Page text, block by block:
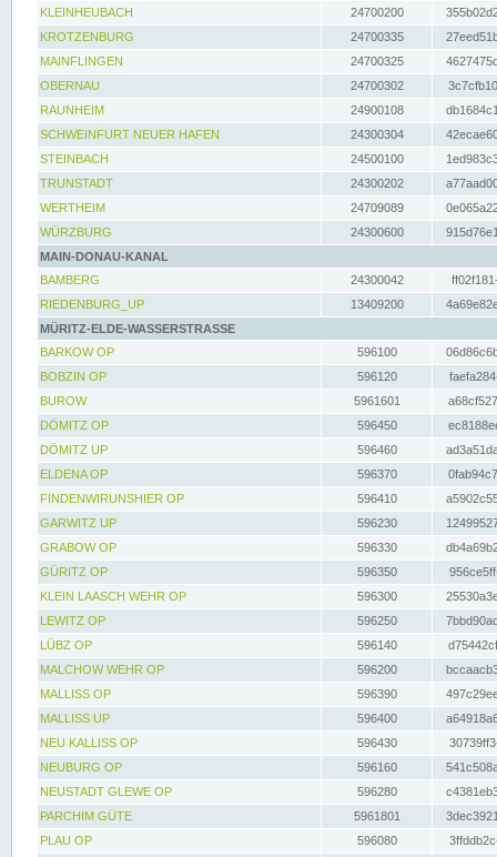
KLEINHEUBACH 24700200
KROTZENBURG
24700335
MAINFLINGEN
24700325
OBERNAU
24700302
RAUNHEIM
24900108
SCHWEINFURT NEUER HAFEN
24300304
STEINBACH
24500100
TRUNSTADT
24300202
WERTHEIM
24709089
WÜRZBURG
24300600
MAIN-DONAU-KANAL
BAMBERG
24300042
RIEDENBURG_UP
13409200
MÜRITZ-ELDE-WASSERSTRASSE
BARKOW OP
596100
BOBZIN OP
596120
BUROW
5961601
DÖMITZ OP
596450
DÖMITZ UP
596460
ELDENA OP
596370
FINDENWIRUNSHIER OP
596410
GARWITZ UP
596230
GRABOW OP
596330
GÜRITZ OP
596350
KLEIN LAASCH WEHR OP
596300
LEWITZ OP
596250
LÜBZ OP
596140
MALCHOW WEHR OP
596200
MALLISS OP
596390
MALLISS UP
596400
NEU KALLISS OP
596430
NEUBURG OP
596160
NEUSTADT GLEWE OP
596280
PARCHIM GÜTE
5961801
PLAU OP
596080